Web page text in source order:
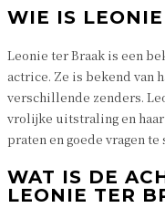
WIE IS
Leonie ter Braak is een
actrice. Ze is bekend van
verschillende zenders.
vrolijke uitstraling en haar
praten en goede vragen te
WAT IS DE
LEONIE TER